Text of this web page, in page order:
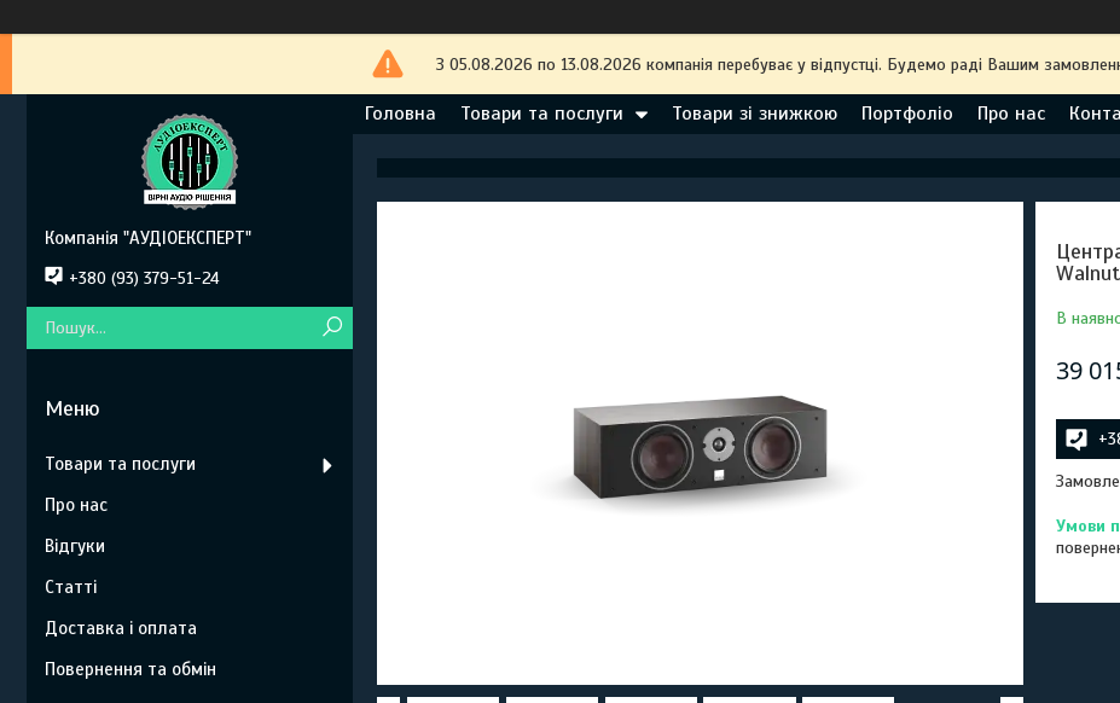
З 05.08.2026 по 13.08.2026 компанія перебуває у відпустці. Будемо раді Вашим
Головна Товари та послуги Товари зі знижкою Портфоліо Про нас
Walnut
В
39
Компанія "АУДІОЕКСПЕРТ"
+380 (93) 379-51-24
Товари та послуги
Про нас
Відгуки
Статті
Доставка і оплата
Повернення та обмін